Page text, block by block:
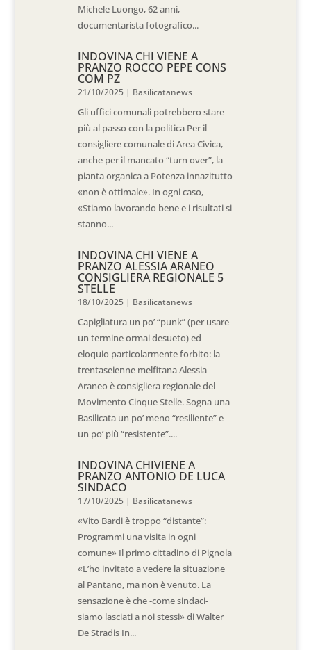
Michele Luongo, 62 anni,
documentarista fotografico...
INDOVINA CHI VIENE A
PRANZO ROCCO PEPE CONS
COM PZ
21/10/2025 | Basilicatanews
Gli uffici comunali potrebbero stare
più al passo con la politica Per il
consigliere comunale di Area Civica,
anche per il mancato “turn over”, la
pianta organica a Potenza innazitutto
«non è ottimale». In ogni caso,
«Stiamo lavorando bene e i risultati si
stanno...
INDOVINA CHI VIENE A
PRANZO ALESSIA ARANEO
CONSIGLIERA REGIONALE 5
STELLE
18/10/2025 | Basilicatanews
Capigliatura un po’ “punk” (per usare
un termine ormai desueto) ed
eloquio particolarmente forbito: la
trentaseienne melfitana Alessia
Araneo è consigliera regionale del
Movimento Cinque Stelle. Sogna una
Basilicata un po’ meno “resiliente” e
un po’ più “resistente”....
INDOVINA CHIVIENE A
PRANZO ANTONIO DE LUCA
SINDACO
17/10/2025 | Basilicatanews
«Vito Bardi è troppo “distante”:
Programmi una visita in ogni
comune» Il primo cittadino di Pignola
«L’ho invitato a vedere la situazione
al Pantano, ma non è venuto. La
sensazione è che -come sindaci-
siamo lasciati a noi stessi» di Walter
De Stradis In...